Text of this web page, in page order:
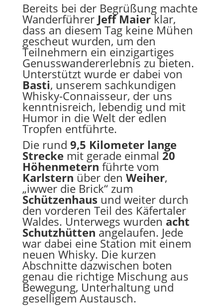
Bereits bei der Begrüßung machte
Wanderführer Jeff Maierklar,
dass an diesem Tag keine Mühen
gescheut wurden, um den
Teilnehmern ein einzigartiges
Genusswandererlebnis zu bieten.
Unterstützt wurde er dabei von
Basti, unserem sachkundigen
Whisky-Connaisseur, der uns
kenntnisreich, lebendig und mit
Humor in die Welt der edlen
Tropfen entführte.
Die rund 9,5 Kilometer lange
Strecke mit gerade einmal 20
Höhenmetern führte vom
Karlstern über den Weiher,
„iwwer die Brick“ zum
Schützenhaus und weiter durch
den vorderen Teil des Käfertaler
Waldes. Unterwegs wurden acht
Schutzhütten angelaufen. Jede
war dabei eine Station mit einem
neuen Whisky. Die kurzen
Abschnitte dazwischen boten
genau die richtige Mischung aus
Bewegung, Unterhaltung und
geselligem Austausch.